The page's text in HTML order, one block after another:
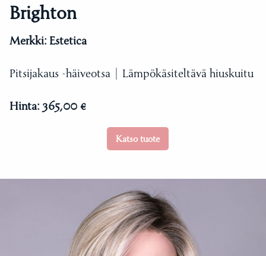
Brighton
Merkki: Estetica
Pitsijakaus -häiveotsa | Lämpökäsiteltävä hiuskuitu
Hinta: 365,00 €
Katso tuote